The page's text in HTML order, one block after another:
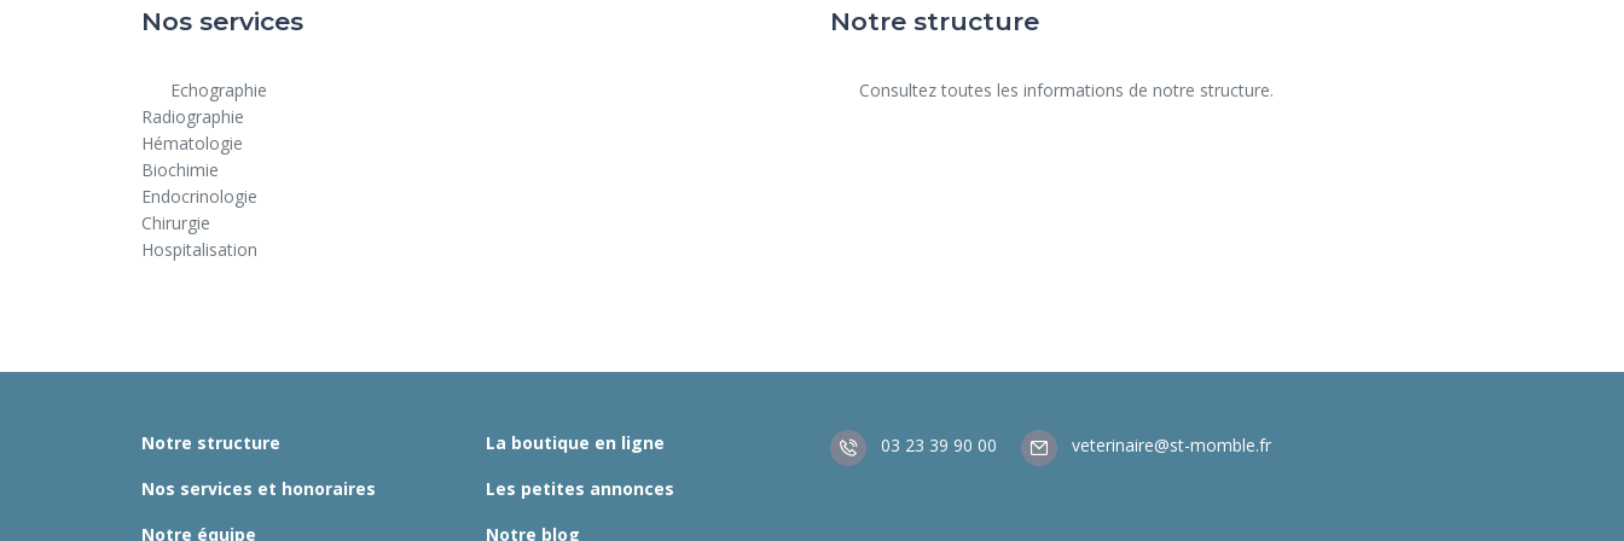
Nos services
Radiographie
Hématologie
Biochimie
Endocrinologie
Chirurgie
Hospitalisation
Notre structure
Notre structure
Nos services et honoraires
Notre équipe
La boutique en ligne
Les petites annonces
Notre blog
03 23 39 90 00 veterinaire@st-momble.fr